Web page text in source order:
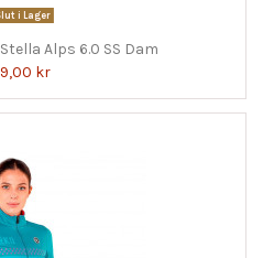
i Lager
Alps 6.0 SS Dam
kr